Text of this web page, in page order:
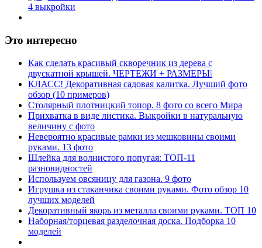
Это интересно
Как сделать красивый скворечник из дерева с
двускатной крышей. ЧЕРТЕЖИ + РАЗМЕРЫ❕
КЛАСС! Декоративная садовая калитка. Лучший фото
обзор (10 примеров)
Столярный плотницкий топор. 8 фото со всего Мира
Прихватка в виде листика. Выкройки в натуральную
величину с фото
Невероятно красивые рамки из мешковины своими
руками. 13 фото
Шлейка для волнистого попугая: ТОП-11
разновидностей
Используем овсяницу для газона. 9 фото
Игрушка из стаканчика своими руками. Фото обзор 10
лучших моделей
Декоративный якорь из металла своими руками. ТОП 10
Наборная/торцевая разделочная доска. Подборка 10
моделей